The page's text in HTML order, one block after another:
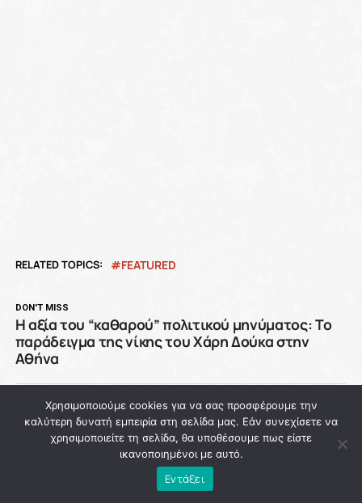
RELATED TOPICS: FEATURED
DON'T MISS
Η αξία του “καθαρού” πολιτικού μηνύματος: Το
παράδειγμα της νίκης του Χάρη Δούκα στην
Αθήνα
NEWSROOM
ADVERTISEMENT
Χρησιμοποιούμε cookies για να σας προσφέρουμε την
καλύτερη δυνατή εμπειρία στη σελίδα μας. Εάν συνεχίσετε να
χρησιμοποιείτε τη σελίδα, θα υποθέσουμε πως είστε
ικανοποιημένοι με αυτό.
Εντάξει